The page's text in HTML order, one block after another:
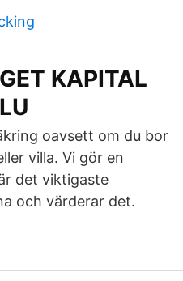
KAPITAL
oavsett om du bor
villa. Vi gör en
det viktigaste
och värderar det.